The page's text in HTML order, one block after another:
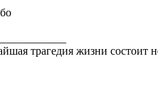
трагедия жизни состоит